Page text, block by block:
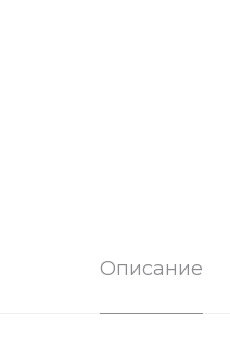
Описание